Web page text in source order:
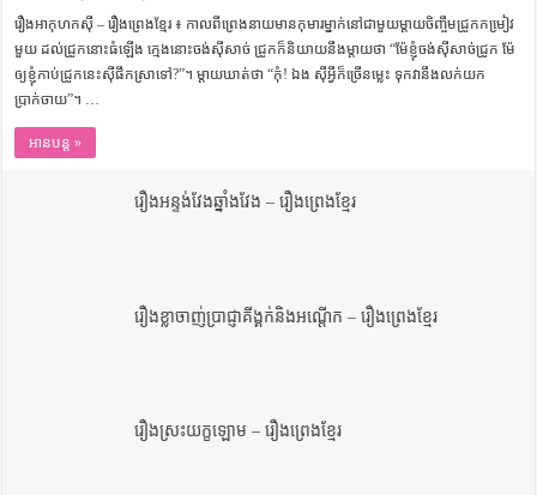
រឿងអាកុហកស៊ី – រឿងព្រេងខ្មែរ ៖ កាលពីព្រេងនាយមានកុមារម្នាក់នៅជាមួយម្តាយចិញ្ចឹមជ្រូកកមៀ្រវ
មួយ ដល់ជ្រូកនោះធំឡើង កេ្មងនោះចង់ស៊ីសាច់ ជ្រូកក៏និយាយនឹងម្តាយថា “ម៉ែខ្ញុំចង់ស៊ីសាច់ជ្រូក ម៉ែ
ឲ្យខ្ញុំកាប់ជ្រូកនេះស៊ីផឹកស្រាទៅ?”។ ម្តាយឃាត់ថា “កុំ! ឯង ស៊ីអ្វីក៏ច្រើនមេ្លះ ទុកវានឹងលក់យក
ប្រាក់ចាយ”។ …
អានបន្ត »
រឿងអន្ទង់វែងឆ្នាំងវែង – រឿងព្រេងខ្មែរ
រឿងខ្លាចាញ់ប្រាជ្ញាគីង្គក់និងអណ្តើក – រឿងព្រេងខ្មែរ
រឿងស្រះយក្ខឡោម – រឿងព្រេងខ្មែរ